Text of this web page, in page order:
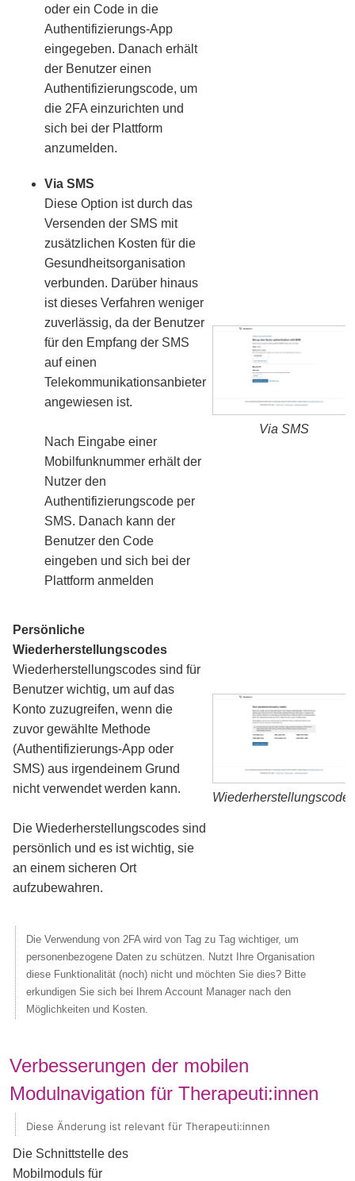
oder ein Code in die
Authentifizierungs-App
eingegeben. Danach erhält
der Benutzer einen
Authentifizierungscode, um
die 2FA einzurichten und
sich bei der Plattform
anzumelden.
Via SMS
Diese Option ist durch das
Versenden der SMS mit
zusätzlichen Kosten für die
Gesundheitsorganisation
verbunden. Darüber hinaus
ist dieses Verfahren weniger
zuverlässig, da der Benutzer
für den Empfang der SMS
auf einen
Telekommunikationsanbieter
angewiesen ist.
Nach Eingabe einer
Mobilfunknummer erhält der
Nutzer den
Authentifizierungscode per
SMS. Danach kann der
Benutzer den Code
eingeben und sich bei der
Plattform anmelden
Via SMS
Persönliche
Wiederherstellungscodes
Wiederherstellungscodes sind für
Benutzer wichtig, um auf das
Konto zuzugreifen, wenn die
zuvor gewählte Methode
(Authentifizierungs-App oder
SMS) aus irgendeinem Grund
nicht verwendet werden kann.
Die Wiederherstellungscodes sind
persönlich und es ist wichtig, sie
an einem sicheren Ort
aufzubewahren.
Wiederherstellungscodes
Die Verwendung von 2FA wird von Tag zu Tag wichtiger, um
personenbezogene Daten zu schützen. Nutzt Ihre Organisation
diese Funktionalität (noch) nicht und möchten Sie dies? Bitte
erkundigen Sie sich bei Ihrem Account Manager nach den
Möglichkeiten und Kosten.
Verbesserungen der mobilen
Modulnavigation für Therapeuti:innen
Diese Änderung ist relevant für Therapeuti:innen
Die Schnittstelle des
Mobilmoduls für